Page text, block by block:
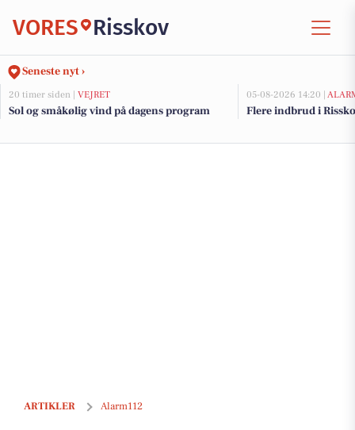
VORES Risskov
Seneste nyt ›
20 timer siden | VEJRET
Sol og småkølig vind på dagens program
05-08-2026 14:20 |
Flere indbrud i
ARTIKLER Alarm112
Indbrud på Tokkerbakken i Risskov